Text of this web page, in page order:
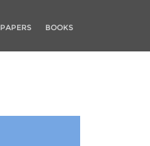
PAPERS BOOKS